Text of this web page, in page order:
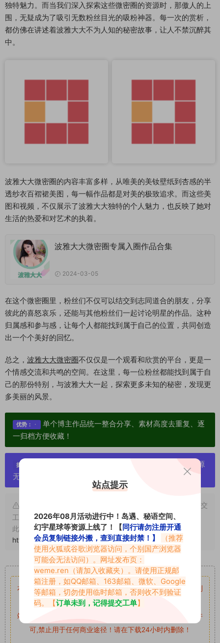
独特魅力。而当我们深入探索这些微密圈的资源时，那傲人的上
围，无疑成为了吸引无数粉丝目光的吸粉神器。每一次的赏析，
都仿佛在讲述着波雅大大不为人知的秘密故事，让人不禁沉醉其
中。
波雅大大微密圈的内容丰富多样，从唯美的美钕壁纸到杏感的半
透纱衣百褶裙美图，每一幅作品都是对美的极致追求。而这些美
图和视频，不仅展示了波雅大大独特的个人魅力，也反映了她对
生活的热爱和对艺术的执着。
波雅大大微密圈专属入圈作品合集
2024-03-05
在这个微密圈里，粉丝们不仅可以结交到志同道合的朋友，分享
彼此的喜怒哀乐，还能与其他粉丝们一起讨论明星的作品。这种
归属感和参与感，让每个人都能找到属于自己的位置，共同创造
出一个个美好的回忆。
总之， 波雅大大微密圈不仅仅是一个观看和欣赏的平台，更是一
个情感交流和共鸣的空间。在这里，每一位粉丝都能找到属于自
己的那份特别，与波雅大大一起，探索更多未知的秘密，发现更
多美丽的风景。
优势：
单个博主作品统一整合分享、素材高度去重复、逐
一归档方便收藏！
提示：
严禁搬运资源链接，一经发现封号处理，素材资源
无露点、需求请绕道，关闭本站网页！
申明：本文资源均来源网友分享，若侵犯了您的权限可以提交
工单处理。
此外本文章皆属于原创文章，转载请注明出处！原文链接：
https://vmiba.top/7057.html
重要声明
本站资源均来自网络分享，如有侵犯你的权益请私信留言
收到
留言后，我们会第一时间进行审核后删除。
站内资源为网友个人学习或测试研究使用，未经原版权作者许
可,禁止用于任何商业途径！请在下载24小时内删除！
站点提示
2026年08月活动进行中！岛遇、秘语空间、
幻宇星球等资源上线了！【同行请勿注册开通
会员复制链接外搬，查到直接封禁！】
（推荐
使用火狐或谷歌浏览器访问，个别国产浏览器
可能会无法访问）。网址发布页：
weme.ren （请加入收藏夹）。请使用正规邮
箱注册，如QQ邮箱、163邮箱、微软、Google
等邮箱，切勿使用临时邮箱，否则收不到验证
码。【订单未到，记得提交工单】